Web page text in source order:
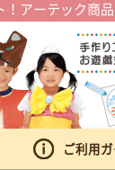
アーテック商
ご利用